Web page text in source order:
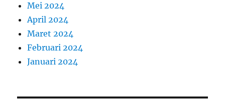
Mei 2024
April 2024
Maret 2024
Februari 2024
Januari 2024